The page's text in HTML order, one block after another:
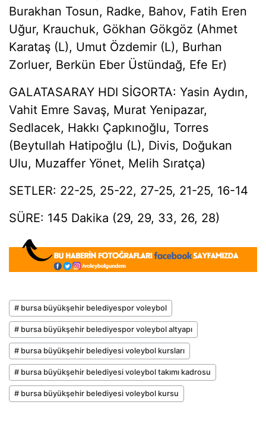
Burakhan Tosun, Radke, Bahov, Fatih Eren
Uğur, Krauchuk, Gökhan Gökgöz (Ahmet
Karataş (L), Umut Özdemir (L), Burhan
Zorluer, Berkün Eber Üstündağ, Efe Er)
GALATASARAY HDI SİGORTA: Yasin Aydın,
Vahit Emre Savaş, Murat Yenipazar,
Sedlacek, Hakkı Çapkınoğlu, Torres
(Beytullah Hatipoğlu (L), Divis, Doğukan
Ulu, Muzaffer Yönet, Melih Sıratça)
SETLER: 22-25, 25-22, 27-25, 21-25, 16-14
SÜRE: 145 Dakika (29, 29, 33, 26, 28)
# bursa büyükşehir belediyespor voleybol
# bursa büyükşehir belediyespor voleybol altyapı
# bursa büyükşehir belediyesi voleybol kursları
# bursa büyükşehir belediyesi voleybol takımı kadrosu
# bursa büyükşehir belediyesi voleybol kursu